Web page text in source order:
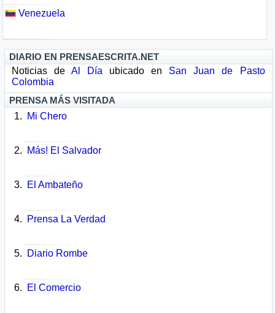
Venezuela
DIARIO EN PRENSAESCRITA.NET
Noticias deAl Día ubicado en San Juan de Pasto
Colombia
PRENSA MÁS VISITADA
Mi Chero
Más! El Salvador
El Ambateño
Prensa La Verdad
Diario Rombe
El Comercio